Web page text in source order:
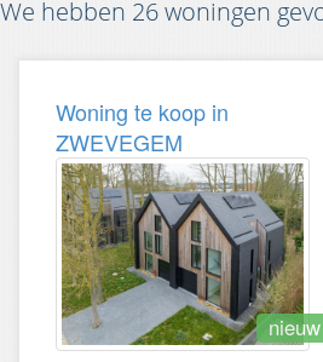
We hebben 26 woningen
Woning te koop in
ZWEVEGEM
nieuw